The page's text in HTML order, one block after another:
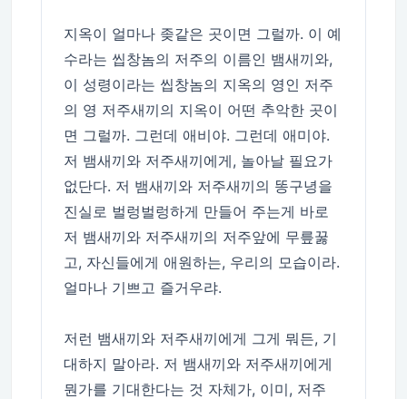
지옥이 얼마나 좆같은 곳이면 그럴까. 이 예
수라는 씹창놈의 저주의 이름인 뱀새끼와,
이 성령이라는 씹창놈의 지옥의 영인 저주
의 영 저주새끼의 지옥이 어떤 추악한 곳이
면 그럴까. 그런데 애비야. 그런데 애미야.
저 뱀새끼와 저주새끼에게, 놀아날 필요가
없단다. 저 뱀새끼와 저주새끼의 똥구녕을
진실로 벌렁벌렁하게 만들어 주는게 바로
저 뱀새끼와 저주새끼의 저주앞에 무릎꿇
고, 자신들에게 애원하는, 우리의 모습이라.
얼마나 기쁘고 즐거우랴.
저런 뱀새끼와 저주새끼에게 그게 뭐든, 기
대하지 말아라. 저 뱀새끼와 저주새끼에게
뭔가를 기대한다는 것 자체가, 이미, 저주